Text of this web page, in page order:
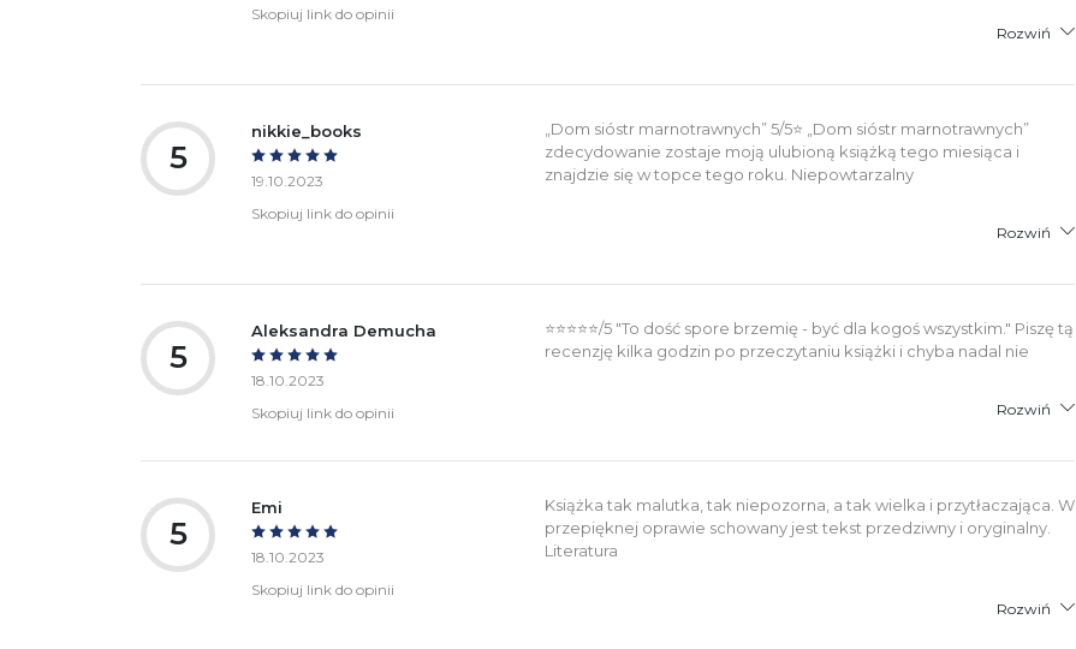
Skopiuj link do opinii
Rozwiń
5
nikkie_books
19.10.2023
Skopiuj link do opinii
„Dom sióstr marnotrawnych” 5/5⭐️ „Dom sióstr marnotrawnych”
zdecydowanie zostaje moją ulubioną książką tego miesiąca i
znajdzie się w topce tego roku. Niepowtarzalny
Rozwiń
5
Aleksandra Demucha
18.10.2023
Skopiuj link do opinii
⭐⭐⭐⭐⭐/5 "To dość spore brzemię - być dla kogoś wszystkim." Piszę tą
recenzję kilka godzin po przeczytaniu książki i chyba nadal nie
Rozwiń
5
Emi
18.10.2023
Skopiuj link do opinii
Książka tak malutka, tak niepozorna, a tak wielka i przytłaczająca. W
przepięknej oprawie schowany jest tekst przedziwny i oryginalny.
Literatura
Rozwiń